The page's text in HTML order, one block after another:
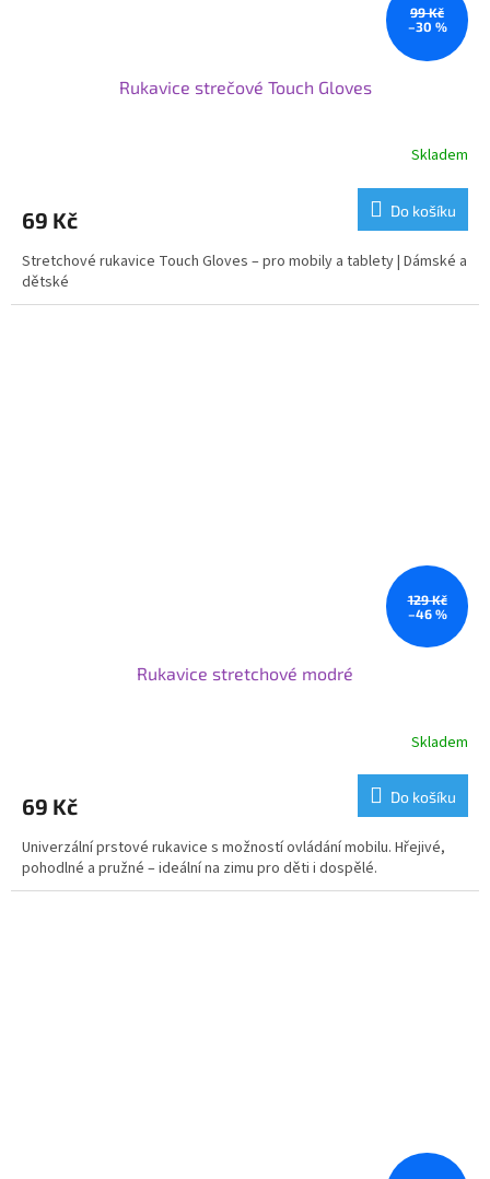
99 Kč
–30 %
Rukavice strečové Touch Gloves
Skladem
69 Kč Do košíku
Stretchové rukavice Touch Gloves – pro mobily a tablety | Dámské a
dětské
129 Kč
–46 %
Rukavice stretchové modré
Skladem
69 Kč Do košíku
Univerzální prstové rukavice s možností ovládání mobilu. Hřejivé,
pohodlné a pružné – ideální na zimu pro děti i dospělé.